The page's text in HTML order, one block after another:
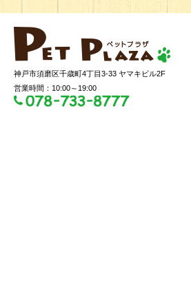
神戸市須磨区千歳町4丁目3-33 ヤマキビル2F
営業時間：10:00～19:00